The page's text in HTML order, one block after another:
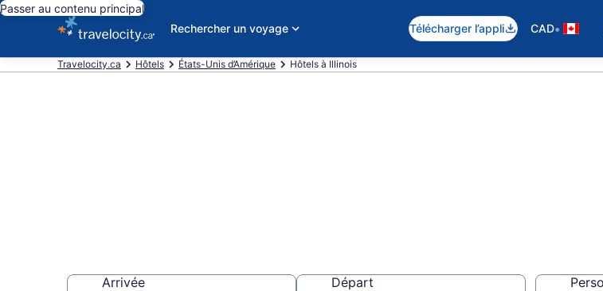
Passer au contenu principal
Rechercher un voyage
Télécharger l’appli CAD•
Travelocity.ca Hôtels États-Unis d’Amérique Hôtels à Illinois
Arrivée
Départ